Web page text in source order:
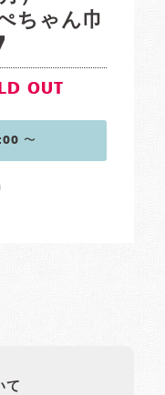
ゃん巾
OUT
〜
て